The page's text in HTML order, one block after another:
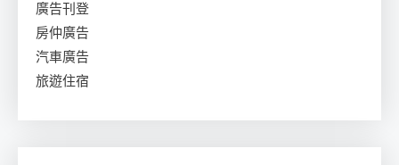
廣告刊登
房仲廣告
汽車廣告
旅遊住宿